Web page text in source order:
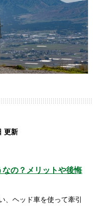
更新
の？メリットや後悔
、ヘッド車を使って牽引